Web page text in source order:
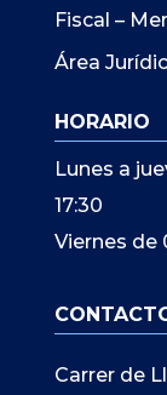
Fiscal –
Área
HORARIO
Lunes a
17:30
Viernes de
Carrer de